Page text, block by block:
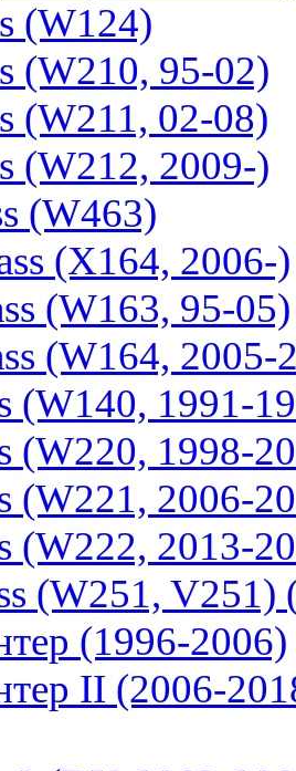
(W124)
(W210, 95-02)
(W211, 02-08)
(W212, 2009-)
(W463)
(X164, 2006-)
(W163, 95-05)
(W164, 2005-
(W140, 1991-
(W220, 1998-
(W221, 2006-
(W222, 2013-
(W251, V251)
(1996-2006)
II (2006-